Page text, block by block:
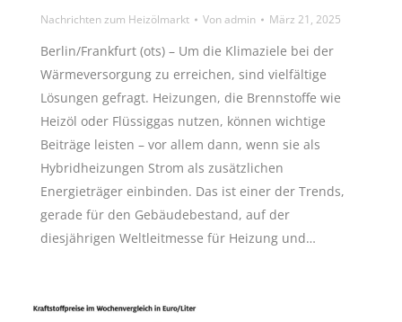
Nachrichten zum Heizölmarkt Vonadmin März 21, 2025
Berlin/Frankfurt (ots) – Um die Klimaziele bei der
Wärmeversorgung zu erreichen, sind vielfältige
Lösungen gefragt. Heizungen, die Brennstoffe wie
Heizöl oder Flüssiggas nutzen, können wichtige
Beiträge leisten – vor allem dann, wenn sie als
Hybridheizungen Strom als zusätzlichen
Energieträger einbinden. Das ist einer der Trends,
gerade für den Gebäudebestand, auf der
diesjährigen Weltleitmesse für Heizung und…